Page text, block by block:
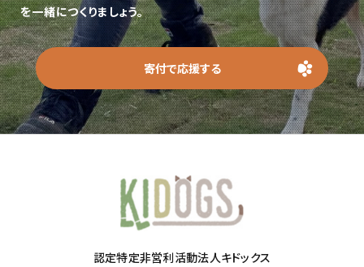
を一緒につくりましょう。
寄付で応援する
認定特定非営利活動法人キドックス